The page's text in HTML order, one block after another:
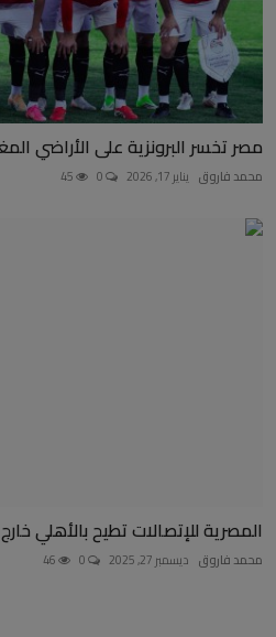
مصر تخسر البرونزية على الأراضي
محمد فاروق يناير 17, 2026
المصرية للإتصالات تطيح بالأهلي
محمد فاروق ديسمبر 27, 2025